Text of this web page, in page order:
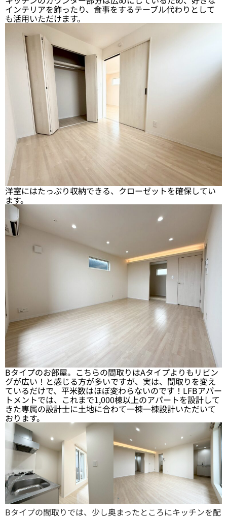
インテリアを飾ったり、食事をするテーブル代わりとして
も活用いただけます。
洋室にはたっぷり収納できる、クローゼットを確保してい
ます。
Bタイプのお部屋。こちらの間取りはAタイプよりもリビン
グが広い！と感じる方が多いですが、実は、間取りを変え
ているだけで、平米数はほぼ変わらないのです！LFBアパー
トメントでは、これまで1,000棟以上のアパートを設計して
きた専属の設計士に土地に合わて一棟一棟設計いただいて
おります。
Bタイプの間取りでは、少し奥まったところにキッチンを配